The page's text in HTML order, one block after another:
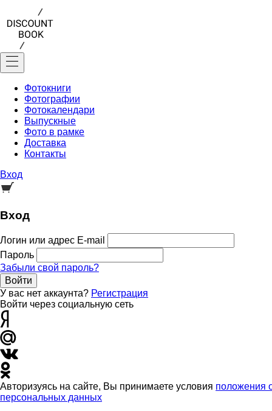
Фотокниги
Фотографии
Фотокалендари
Выпускные
Фото в рамке
Доставка
Контакты
Вход
Вход
Логин или адрес E-mail
Пароль
Забыли свой пароль?
Войти
У вас нет аккаунта? Регистрация
Войти через социальную сеть
Авторизуясь на сайте, Вы принимаете условия положения
персональных данных